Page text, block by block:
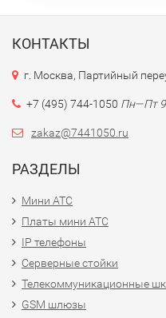
КОНТАКТЫ
г. Москва, Партийный
+7 (495) 744-1050 Пн—Пт
zakaz@7441050.ru
РАЗДЕЛЫ
Мини АТС
Платы мини АТС
IP телефоны
Серверные стойки
Телекоммуникационные
GSM шлюзы